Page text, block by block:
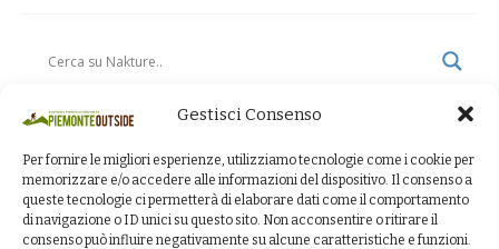
Gestisci Consenso
Per fornire le migliori esperienze, utilizziamo tecnologie come i cookie per
memorizzare e/o accedere alle informazioni del dispositivo. Il consenso a
queste tecnologie ci permetterà di elaborare dati come il comportamento
di navigazione o ID unici su questo sito. Non acconsentire o ritirare il
consenso può influire negativamente su alcune caratteristiche e funzioni.